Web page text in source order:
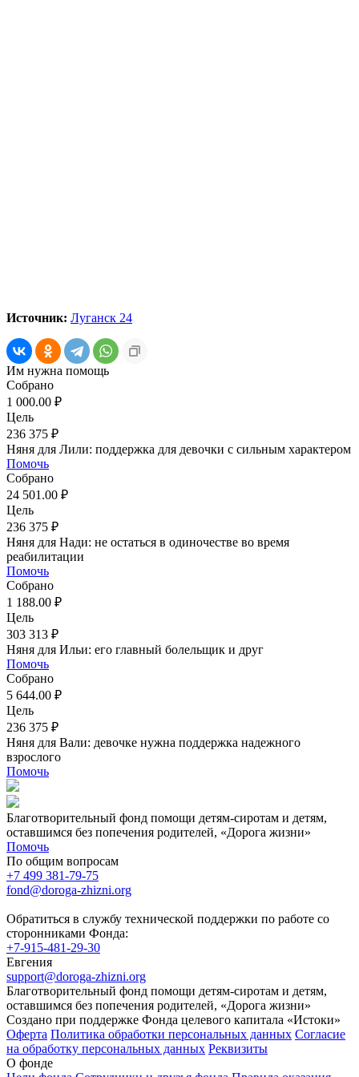
Источник: Луганск 24
Им нужна помощь
Собрано
1 000.00 ₽
Цель
236 375 ₽
Няня для Лили: поддержка для девочки с сильным характером
Помочь
Собрано
24 501.00 ₽
Цель
236 375 ₽
Няня для Нади: не остаться в одиночестве во время
реабилитации
Помочь
Собрано
1 188.00 ₽
Цель
303 313 ₽
Няня для Ильи: его главный болельщик и друг
Помочь
Собрано
5 644.00 ₽
Цель
236 375 ₽
Няня для Вали: девочке нужна поддержка надежного
взрослого
Помочь
Благотворительный фонд помощи детям-сиротам и детям,
оставшимся без попечения родителей, «Дорога жизни»
Помочь
По общим вопросам
+7 499 381-79-75
fond@doroga-zhizni.org
Обратиться в службу технической поддержки по работе со
сторонниками Фонда:
+7-915-481-29-30
Евгения
support@doroga-zhizni.org
Благотворительный фонд помощи детям-сиротам и детям,
оставшимся без попечения родителей, «Дорога жизни»
Создано при поддержке Фонда целевого капитала «Истоки»
Оферта Политика обработки персональных данных Согласие
на обработку персональных данных Реквизиты
О фонде